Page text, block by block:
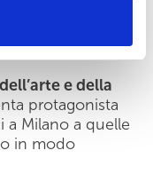
e della
protagonista
a Milano a quelle
in modo